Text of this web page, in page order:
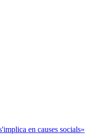
en causes socials»